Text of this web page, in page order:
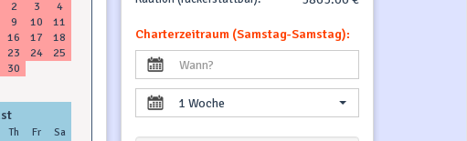
2 3
4
9 10
11
16 17
18
23 24
25
30
Th Fr Sa
Charterzeitraum (Samstag-Samstag):
1 Woche